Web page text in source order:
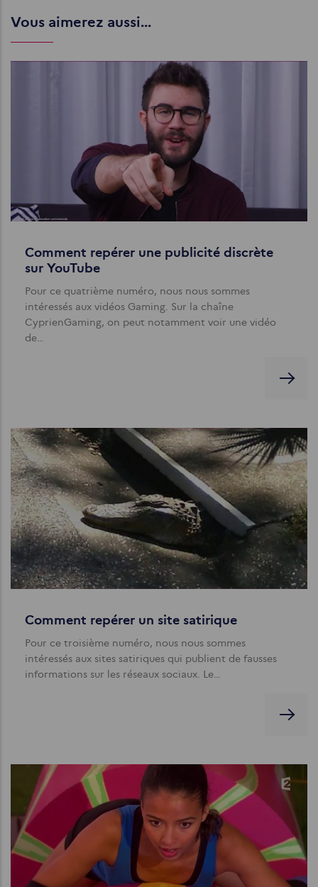
Vous aimerez aussi...
Comment repérer une publicité discrète
sur YouTube
Pour ce quatrième numéro, nous nous sommes
intéressés aux vidéos Gaming. Sur la chaîne
CyprienGaming, on peut notamment voir une vidéo
de…
Comment repérer un site satirique
Pour ce troisième numéro, nous nous sommes
intéressés aux sites satiriques qui publient de fausses
informations sur les réseaux sociaux. Le…